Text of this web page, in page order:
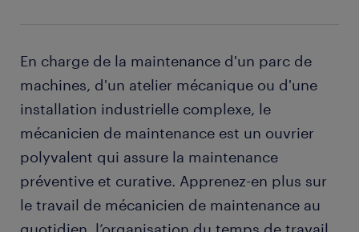
En charge de la maintenance d'un parc de
machines, d'un atelier mécanique ou d'une
installation industrielle complexe, le
mécanicien de maintenance est un ouvrier
polyvalent qui assure la maintenance
préventive et curative. Apprenez-en plus sur
le travail de mécanicien de maintenance au